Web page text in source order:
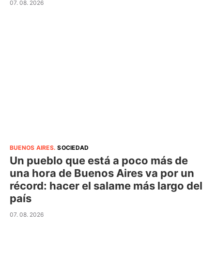
07. 08. 2026
BUENOS AIRES.SOCIEDAD
Un pueblo que está a poco más de
una hora de Buenos Aires va por un
récord: hacer el salame más largo del
país
07. 08. 2026